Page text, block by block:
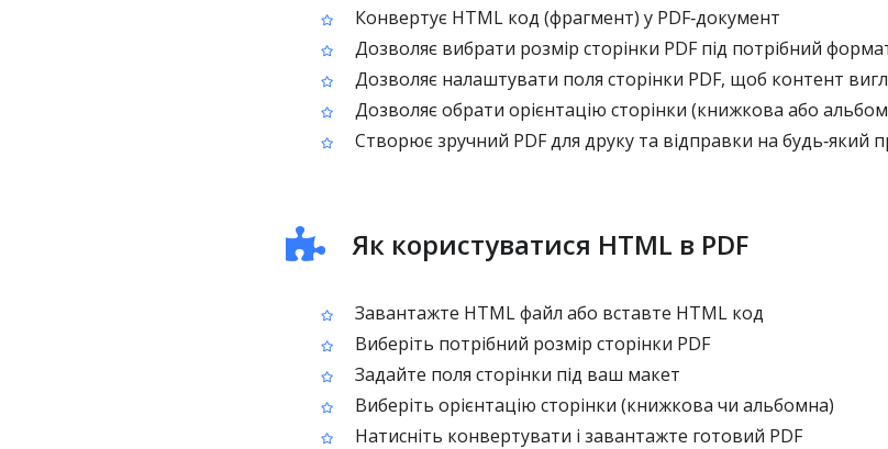
Конвертує HTML код (фрагмент) у PDF‑документ
Дозволяє вибрати розмір сторінки PDF під потрібний
Дозволяє налаштувати поля сторінки PDF, щоб контент
Дозволяє обрати орієнтацію сторінки (книжкова або
Створює зручний PDF для друку та відправки на будь‑який
Як користуватися HTML в PDF
Завантажте HTML файл або вставте HTML код
Виберіть потрібний розмір сторінки PDF
Задайте поля сторінки під ваш макет
Виберіть орієнтацію сторінки (книжкова чи альбомна)
Натисніть конвертувати і завантажте готовий PDF